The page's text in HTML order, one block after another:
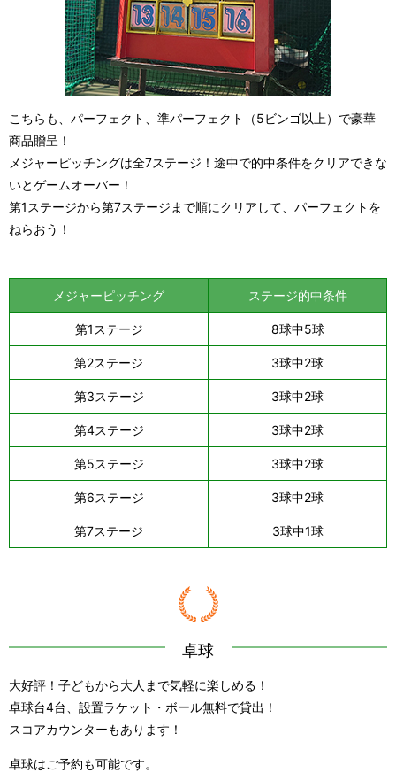
こちらも、パーフェクト、準パーフェクト（5ビンゴ以上）で豪華
商品贈呈！
メジャーピッチングは全7ステージ！途中で的中条件をクリアできな
いとゲームオーバー！
第1ステージから第7ステージまで順にクリアして、パーフェクトを
ねらおう！
メジャーピッチング ステージ的中条件
第1ステージ 8球中5球
第2ステージ 3球中2球
第3ステージ 3球中2球
第4ステージ 3球中2球
第5ステージ 3球中2球
第6ステージ 3球中2球
第7ステージ 3球中1球
卓球
大好評！子どもから大人まで気軽に楽しめる！
卓球台4台、設置ラケット・ボール無料で貸出！
スコアカウンターもあります！
卓球はご予約も可能です。